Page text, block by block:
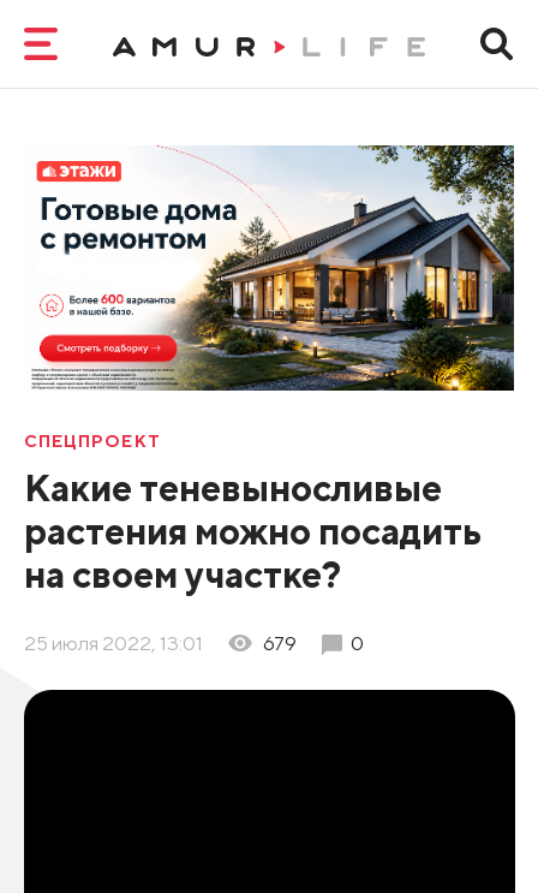
СПЕЦПРОЕКТ
Какие теневыносливые
растения можно посадить
на своем участке?
25 июля 2022, 13:01 679 0